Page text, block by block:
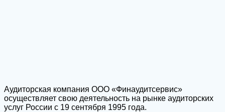
Аудиторская компания ООО «Финаудитсервис»
осуществляет свою деятельность на рынке аудиторских
услуг России с 19 сентября 1995 года.